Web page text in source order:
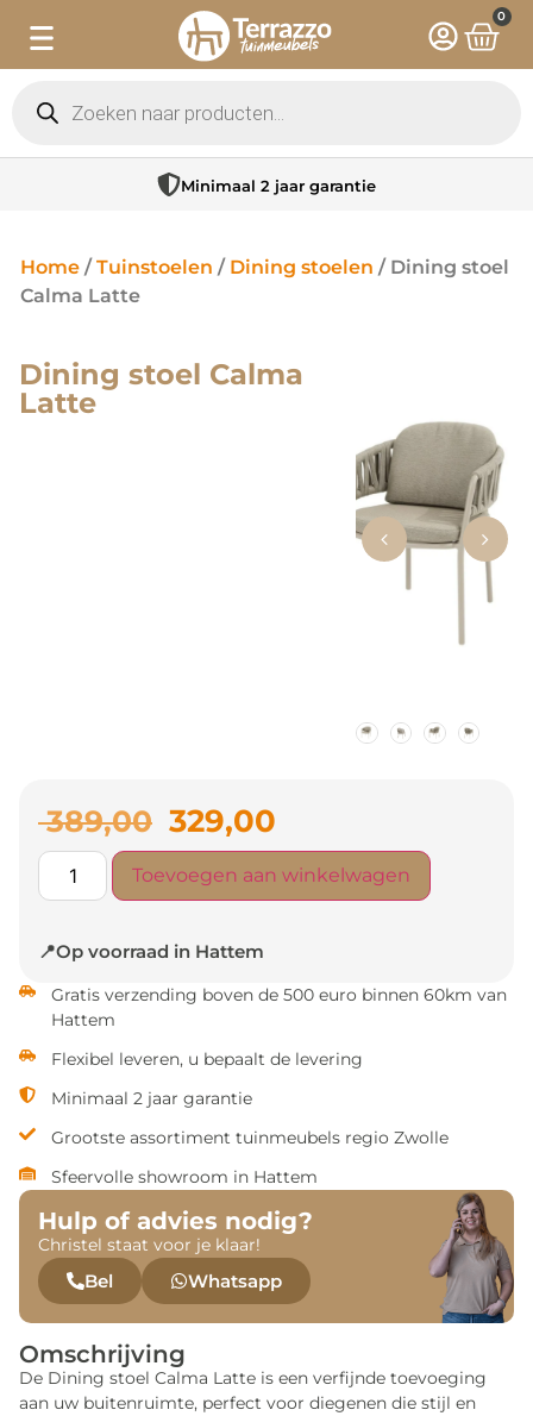
0
Minimaal 2 jaar garantie
Home /Tuinstoelen / Dining stoelen / Dining stoel
Calma Latte
Dining stoel Calma
Latte
389,00 329,00
Toevoegen aan winkelwagen
📍Op voorraad in Hattem
Gratis verzending boven de 500 euro binnen 60km van
Hattem
Flexibel leveren, u bepaalt de levering
Minimaal 2 jaar garantie
Grootste assortiment tuinmeubels regio Zwolle
Sfeervolle showroom in Hattem
Hulp of advies nodig?
Christel staat voor je klaar!
Bel Whatsapp
Omschrijving
De Dining stoel Calma Latte is een verfijnde toevoeging
aan uw buitenruimte, perfect voor diegenen die stijl en